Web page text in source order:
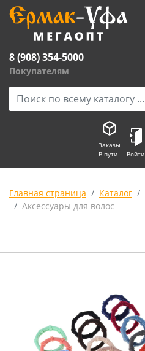
8 (908) 354-5000
Покупателям
Заказы
В пути
Войти
Главная страница Каталог
Аксессуары для волос